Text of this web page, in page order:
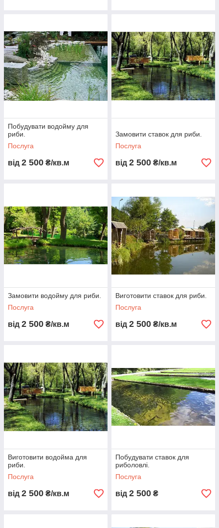
Побудувати водойму для
риби.
Послуга
від 2 500 ₴/кв.м
Замовити ставок для риби.
Послуга
від 2 500 ₴/кв.м
Замовити водойму для риби.
Послуга
від 2 500 ₴/кв.м
Виготовити ставок для риби.
Послуга
від 2 500 ₴/кв.м
Виготовити водойма для
риби.
Послуга
від 2 500 ₴/кв.м
Побудувати ставок для
риболовлі.
Послуга
від 2 500 ₴